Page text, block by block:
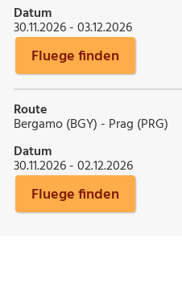
Datum
30.11.2026 - 03.12.2026
Fluege finden
Route
Bergamo (BGY) - Prag (PRG)
Datum
30.11.2026 - 02.12.2026
Fluege finden